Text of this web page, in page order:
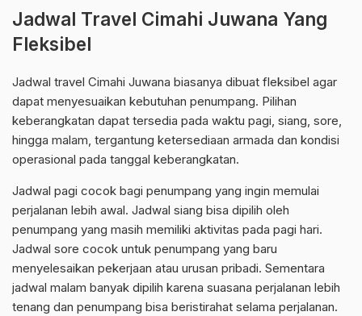
Jadwal Travel Cimahi Juwana Yang
Fleksibel
Jadwal travel Cimahi Juwana biasanya dibuat fleksibel agar
dapat menyesuaikan kebutuhan penumpang. Pilihan
keberangkatan dapat tersedia pada waktu pagi, siang, sore,
hingga malam, tergantung ketersediaan armada dan kondisi
operasional pada tanggal keberangkatan.
Jadwal pagi cocok bagi penumpang yang ingin memulai
perjalanan lebih awal. Jadwal siang bisa dipilih oleh
penumpang yang masih memiliki aktivitas pada pagi hari.
Jadwal sore cocok untuk penumpang yang baru
menyelesaikan pekerjaan atau urusan pribadi. Sementara
jadwal malam banyak dipilih karena suasana perjalanan lebih
tenang dan penumpang bisa beristirahat selama perjalanan.